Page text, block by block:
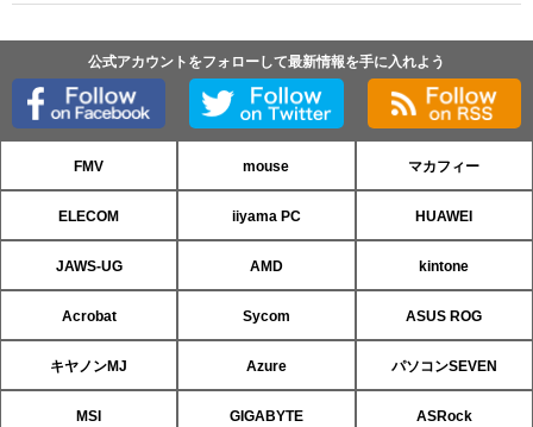
公式アカウントをフォローして最新情報を手に入れよう
FMV mouse マカフィー
ELECOM iiyama PC HUAWEI
JAWS-UG AMD kintone
Acrobat Sycom ASUS ROG
キヤノンMJ Azure パソコンSEVEN
MSI GIGABYTE ASRock